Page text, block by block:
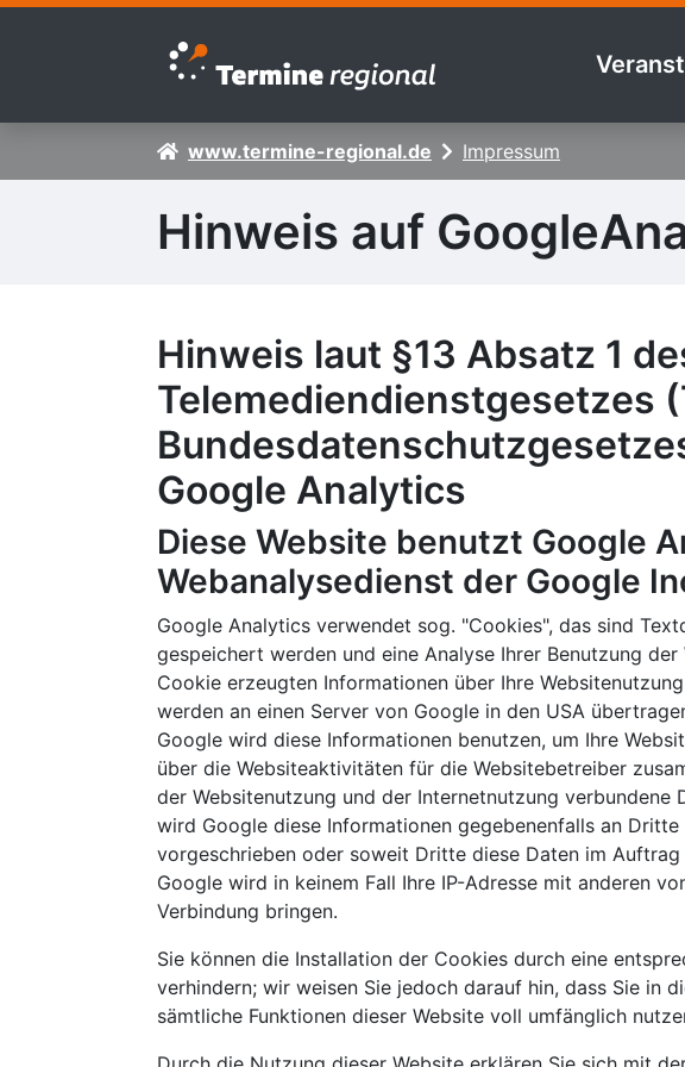
Zur Navigation springen
Zum Inhalt springen
www.termine-regional.de Impressum
Hinweis auf
Hinweis laut §13 Absatz 1
Telemediendienstgesetzes
Google Analytics
Diese Website benutzt Google
Webanalysedienst der Google
Google Analytics verwendet sog. "Cookies", das sind
gespeichert werden und eine Analyse Ihrer Benutzung
Cookie erzeugten Informationen über Ihre
werden an einen Server von Google in den USA
Google wird diese Informationen benutzen, um Ihre
über die Websiteaktivitäten für die Websitebetreiber
der Websitenutzung und der Internetnutzung verbundene
wird Google diese Informationen gegebenenfalls an
vorgeschrieben oder soweit Dritte diese Daten im
Google wird in keinem Fall Ihre IP-Adresse mit anderen
Verbindung bringen.
Sie können die Installation der Cookies durch eine
verhindern; wir weisen Sie jedoch darauf hin, dass Sie in
sämtliche Funktionen dieser Website voll umfänglich